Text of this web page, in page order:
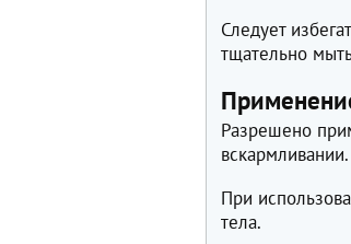
Следует
тщательно
Разрешено
вскармливании.
При
тела.